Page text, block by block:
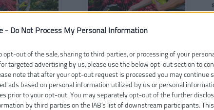
- Do Not Process My Personal Information
opt-out of the sale, sharing to third parties, or processing of your
targeted advertising by us, please use the below opt-out section to
note that after your opt-out request is processed you may continue
ads based on personal information utilized by us or personal
prior to your opt-out. You may separately opt-out of the further
by third parties on the IAB’s list of downstream participants.